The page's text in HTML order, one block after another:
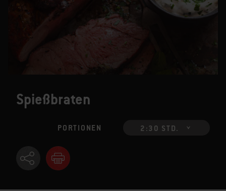
Spießbraten
PORTIONEN 2:30 STD.